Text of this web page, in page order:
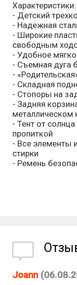
Характеристики:
- Детский
- Надежная
- Широкие
свободным
- Удобное
- Съемная дуга
-
- Складная
- Стопоры на
- Задняя
металлическом
- Тент от
пропиткой
- Все элементы
стирки
- Ремень
Joann